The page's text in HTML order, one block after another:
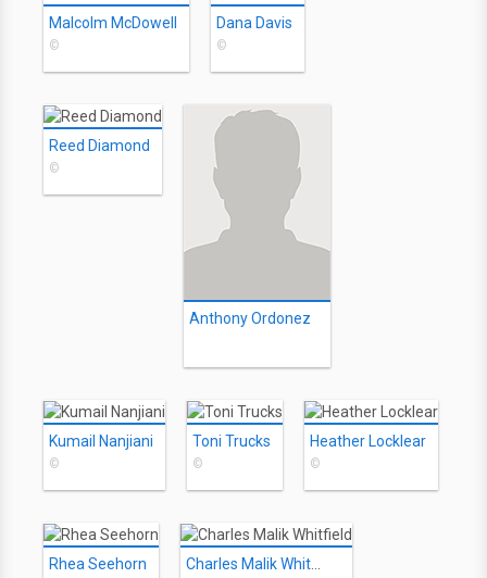
Malcolm McDowell
©
Dana Davis
©
Reed Diamond
©
Anthony Ordonez
Kumail Nanjiani
©
Toni Trucks
©
Heather Locklear
©
Rhea Seehorn